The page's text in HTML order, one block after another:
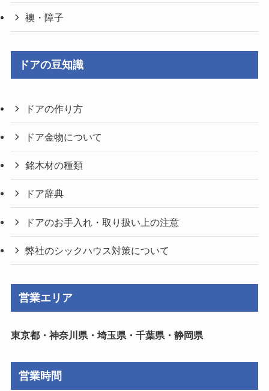
襖・障子
ドアの豆知識
ドアの作り方
ドア金物について
銘木材の種類
ドア辞典
ドアのお手入れ・取り扱い上の注意
弊社のシックハウス対策について
営業エリア
東京都・神奈川県・埼玉県・千葉県・静岡県
営業時間